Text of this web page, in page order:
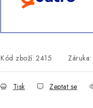
Kód zboží: 2415 Záruka:
Tisk Zeptat se